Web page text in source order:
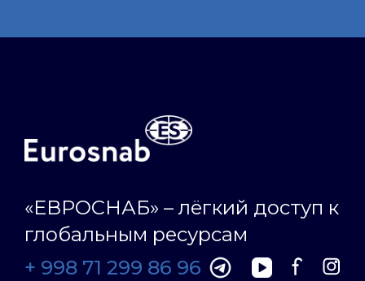
«ЕВРОСНАБ» – лёгкий доступ к
глобальным ресурсам
+ 998 71 299 86 96